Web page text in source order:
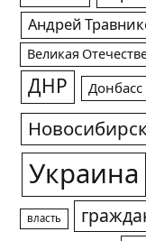
Андрей
Великая
ДНР Донбасс
Новосибирск
Украина
власть